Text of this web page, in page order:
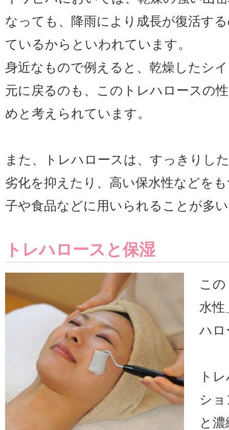
なっても、降雨により成長が復活す
ているからといわれています。
身近なもので例えると、乾燥したシ
元に戻るのも、このトレハロースの
めと考えられています。
また、トレハロースは、すっきりし
劣化を抑えたり、高い保水性などを
子や食品などに用いられることが多
トレハロースと保湿
こ
水性
ハロ
ト
シ
と